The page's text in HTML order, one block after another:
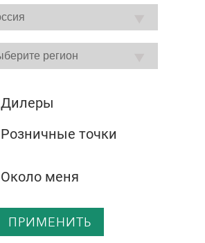
Дилеры
Розничные точки
Около меня
ПРИМЕНИТЬ